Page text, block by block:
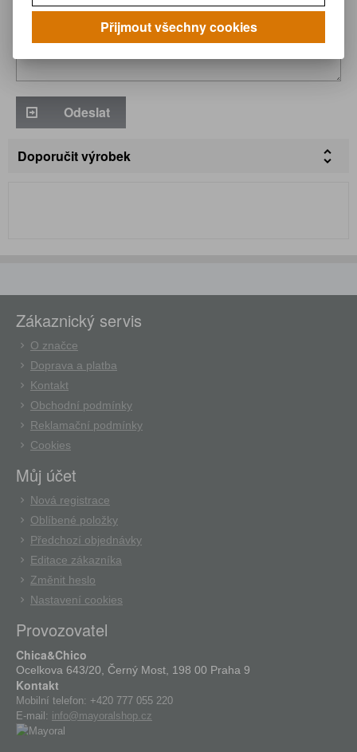
Odeslat
Doporučit výrobek
Zákaznický servis
O značce
Doprava a platba
Kontakt
Obchodní podmínky
Reklamační podmínky
Cookies
Můj účet
Nová registrace
Oblíbené položky
Předchozí objednávky
Editace zákazníka
Změnit heslo
Nastavení cookies
Provozovatel
Chica&Chico
Ocelkova 643/20, Černý Most, 198 00 Praha 9
Kontakt
Mobilní telefon: +420 777 055 220
E-mail: info@mayoralshop.cz
Přijmout všechny cookies